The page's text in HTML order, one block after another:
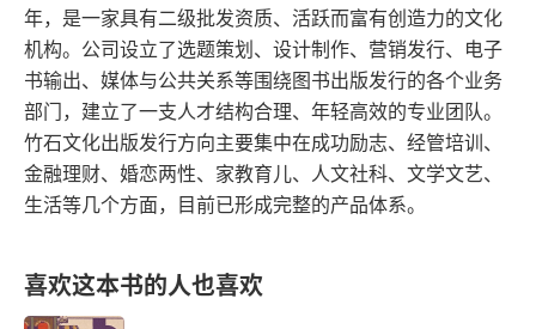
年，是一家具有二级批发资质、活跃而富有创造力的文化
机构。公司设立了选题策划、设计制作、营销发行、电子
书输出、媒体与公共关系等围绕图书出版发行的各个业务
部门，建立了一支人才结构合理、年轻高效的专业团队。
竹石文化出版发行方向主要集中在成功励志、经管培训、
金融理财、婚恋两性、家教育儿、人文社科、文学文艺、
生活等几个方面，目前已形成完整的产品体系。
喜欢这本书的人也喜欢